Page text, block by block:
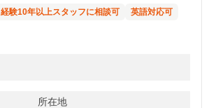
経験10年以上スタッフに相談可 英語対応可
所在地